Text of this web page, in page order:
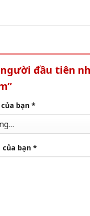
đầu tiên
bạn *
của bạn *